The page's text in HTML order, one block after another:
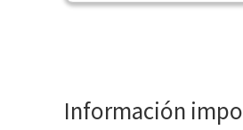
Información